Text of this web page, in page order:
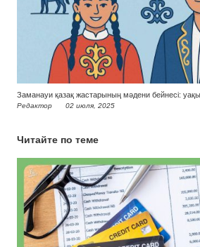
Заманауи қазақ жастарының мәдени бейнесі:
Редактор 02 июля, 2025
Читайте по теме